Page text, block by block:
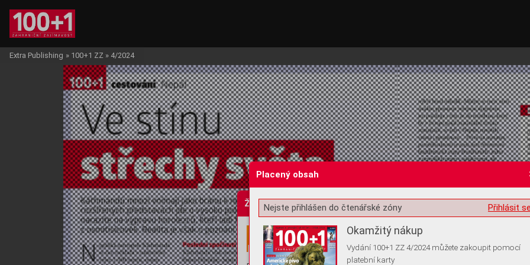
Žádost o souhlas s ukládáním volitelných informací
Extra Publishing » 100+1 ZZ » 4/2024
Placený obsah
Přihlásit
Nejste přihlášen do čtenářské zóny
Okamžitý nákup
Vydání 100+1 ZZ 4/2024 můžete zakoupit pomocí
platební karty